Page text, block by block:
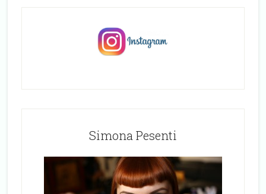
Simona Pesenti